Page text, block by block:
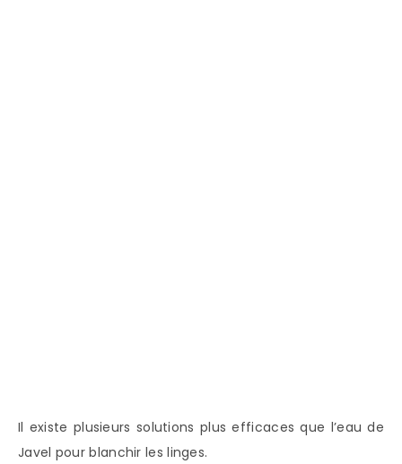
Il existe plusieurs solutions plus efficaces que l’eau de
Javel pour blanchir les linges.